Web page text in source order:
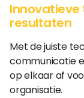
Innovatieve
resultaten
Met de juiste
communicatie
op elkaar af
organisatie.